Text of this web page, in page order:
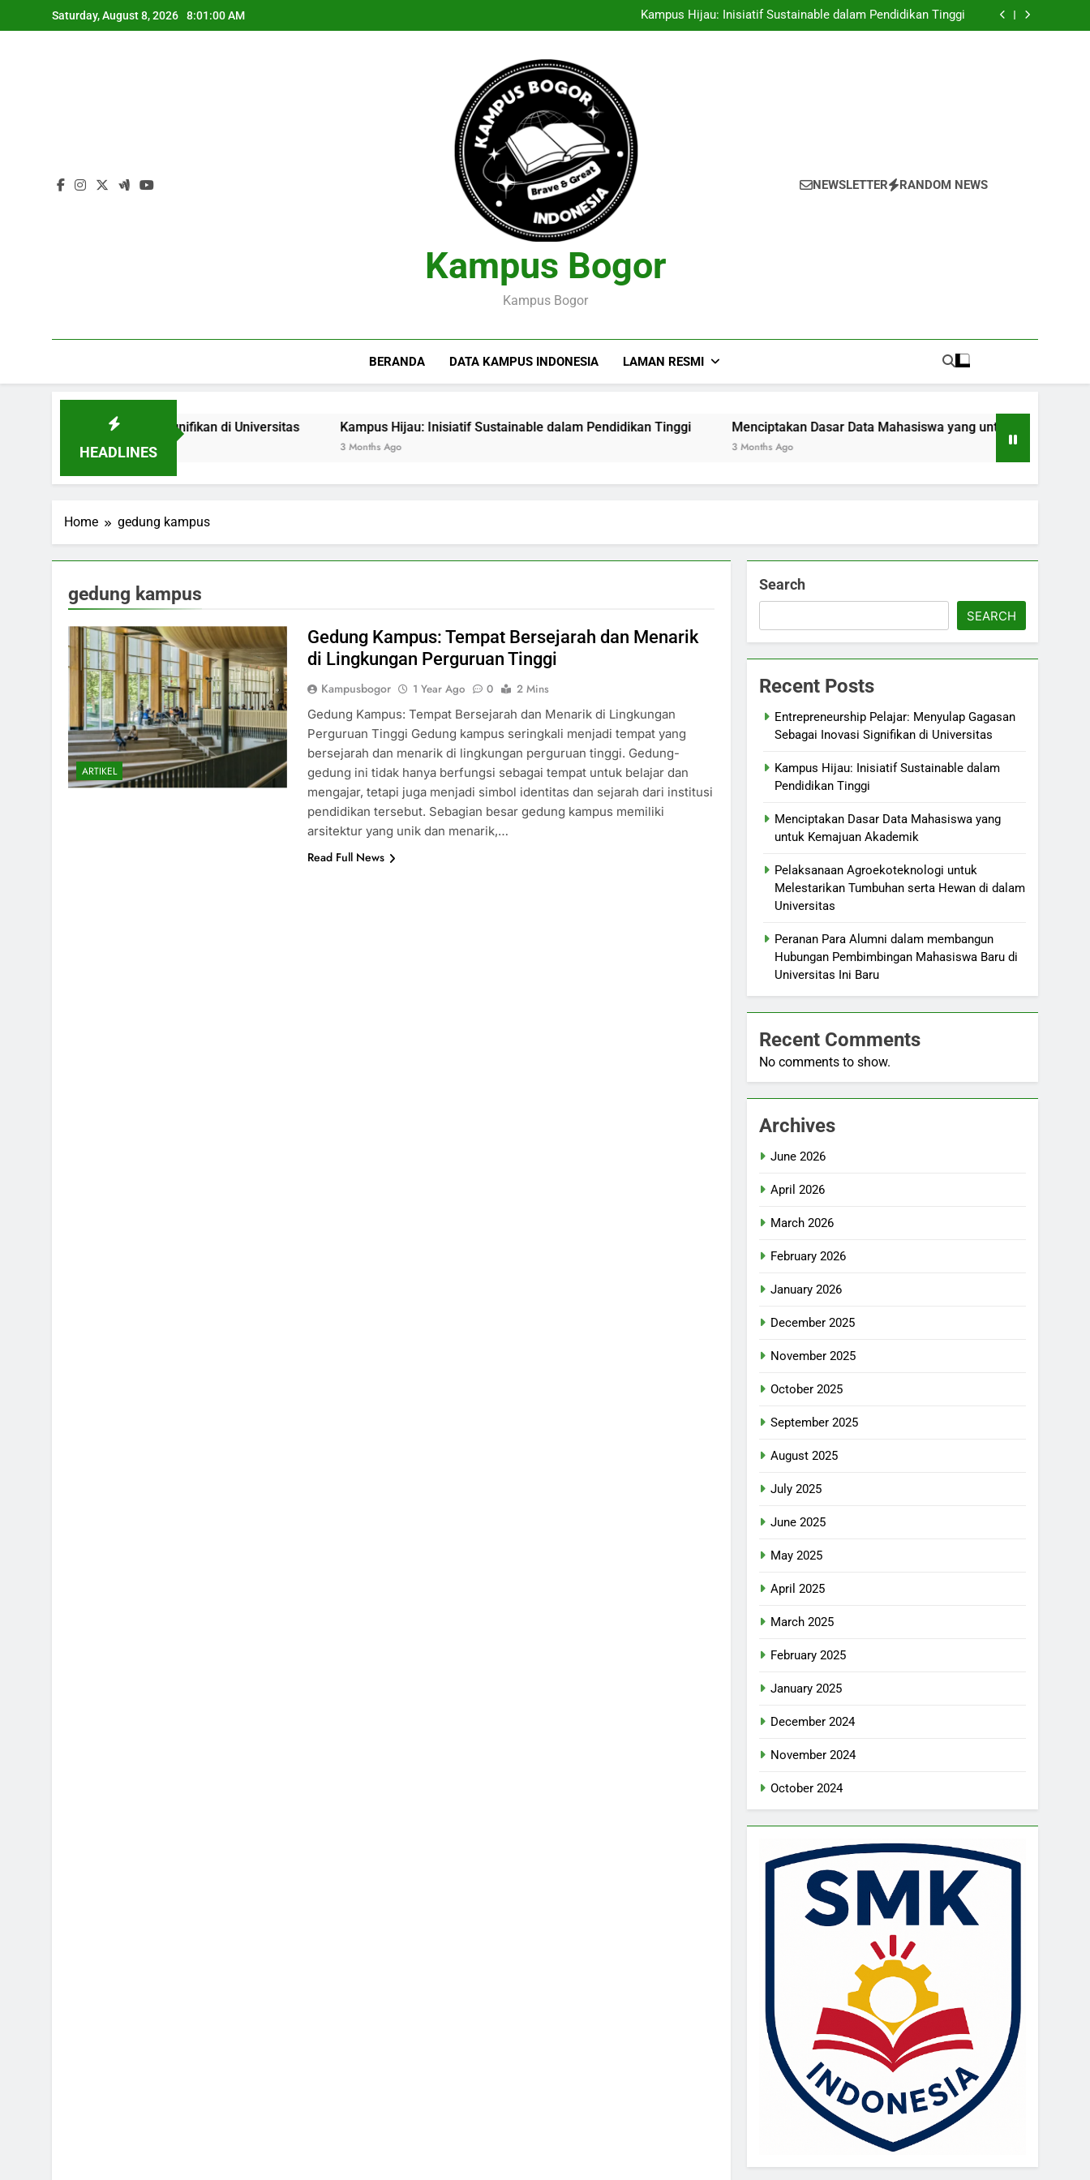
to
Saturday, August 8, 2026 8:01:00 AM
Universitas
Kampus Hijau: Inisiatif Sustainable dalam Pendidikan Tinggi
Menciptakan Dasar Data Mahasiswa yang untuk Kemajuan Akademik
Entrepreneurship Pelajar: Menyulap Gagasan Sebagai Inovasi Signifikan di
Menciptakan Dasar Data Mahasiswa yang untuk Kemajuan Akademik
Pelaksanaan Agroekoteknologi untuk Melestarikan Tumbuhan serta Hewan
Kampus Bogor
Kampus Bogor
NEWSLETTER RANDOM NEWS
BERANDA DATA KAMPUS INDONESIA LAMAN RESMI
HEADLINES
Inovasi Signifikan di Universitas Kampus Hijau: Inisiatif Sustainable dalam Pendidikan Tinggi Menciptakan Dasar Data Mahasiswa yang untuk Kemajuan Akademik
Home gedung kampus
gedung kampus
ARTIKEL
Gedung Kampus: Tempat Bersejarah dan Menarik
di Lingkungan Perguruan Tinggi
Kampusbogor 1 Year Ago 0
2 Mins
Gedung Kampus: Tempat Bersejarah dan Menarik di Lingkungan
Perguruan Tinggi Gedung kampus seringkali menjadi tempat yang
bersejarah dan menarik di lingkungan perguruan tinggi. Gedung-
gedung ini tidak hanya berfungsi sebagai tempat untuk belajar dan
mengajar, tetapi juga menjadi simbol identitas dan sejarah dari institusi
pendidikan tersebut. Sebagian besar gedung kampus memiliki
arsitektur yang unik dan menarik,…
Read Full News
Search
SEARCH
Recent Posts
Entrepreneurship Pelajar: Menyulap Gagasan
Sebagai Inovasi Signifikan di Universitas
Kampus Hijau: Inisiatif Sustainable dalam
Pendidikan Tinggi
Menciptakan Dasar Data Mahasiswa yang
untuk Kemajuan Akademik
Pelaksanaan Agroekoteknologi untuk
Melestarikan Tumbuhan serta Hewan di dalam
Universitas
Peranan Para Alumni dalam membangun
Hubungan Pembimbingan Mahasiswa Baru di
Universitas Ini Baru
Recent Comments
No comments to show.
Archives
June 2026
April 2026
March 2026
February 2026
January 2026
December 2025
November 2025
October 2025
September 2025
August 2025
July 2025
June 2025
May 2025
April 2025
March 2025
February 2025
January 2025
December 2024
November 2024
October 2024